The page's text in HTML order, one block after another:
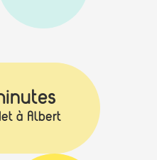
à Albert